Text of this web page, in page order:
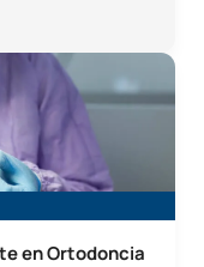
en Ortodoncia
Ortodoncia